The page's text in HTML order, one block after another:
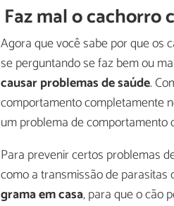
Faz mal o cachorro
Agora que você sabe por que os
se perguntando se faz bem ou
causar problemas de saúde.
comportamento completamente
um problema de comportamento
Para prevenir certos problemas
como a transmissão de parasitas
grama em casa, para que o cão